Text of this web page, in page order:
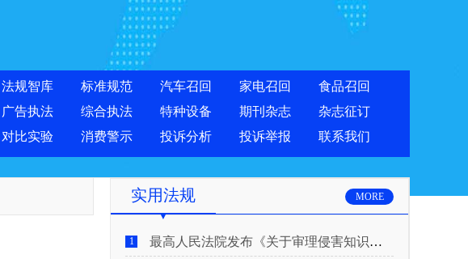
法规智库 标准规范 汽车召回 家电召回
食品召回
广告执法 综合执法 特种设备 期刊杂志
杂志征订
对比实验 消费警示 投诉分析 投诉举报 联系我们
实用法规 MORE
1 最高人民法院发布《关于审理侵害知识产权民事纠纷案件适用惩罚性赔偿的解释》